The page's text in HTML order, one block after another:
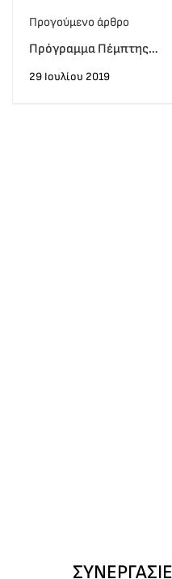
Προγούμενο άρθρο
Πρόγραμμα Πέμπτης
29 Ιουλίου 2019